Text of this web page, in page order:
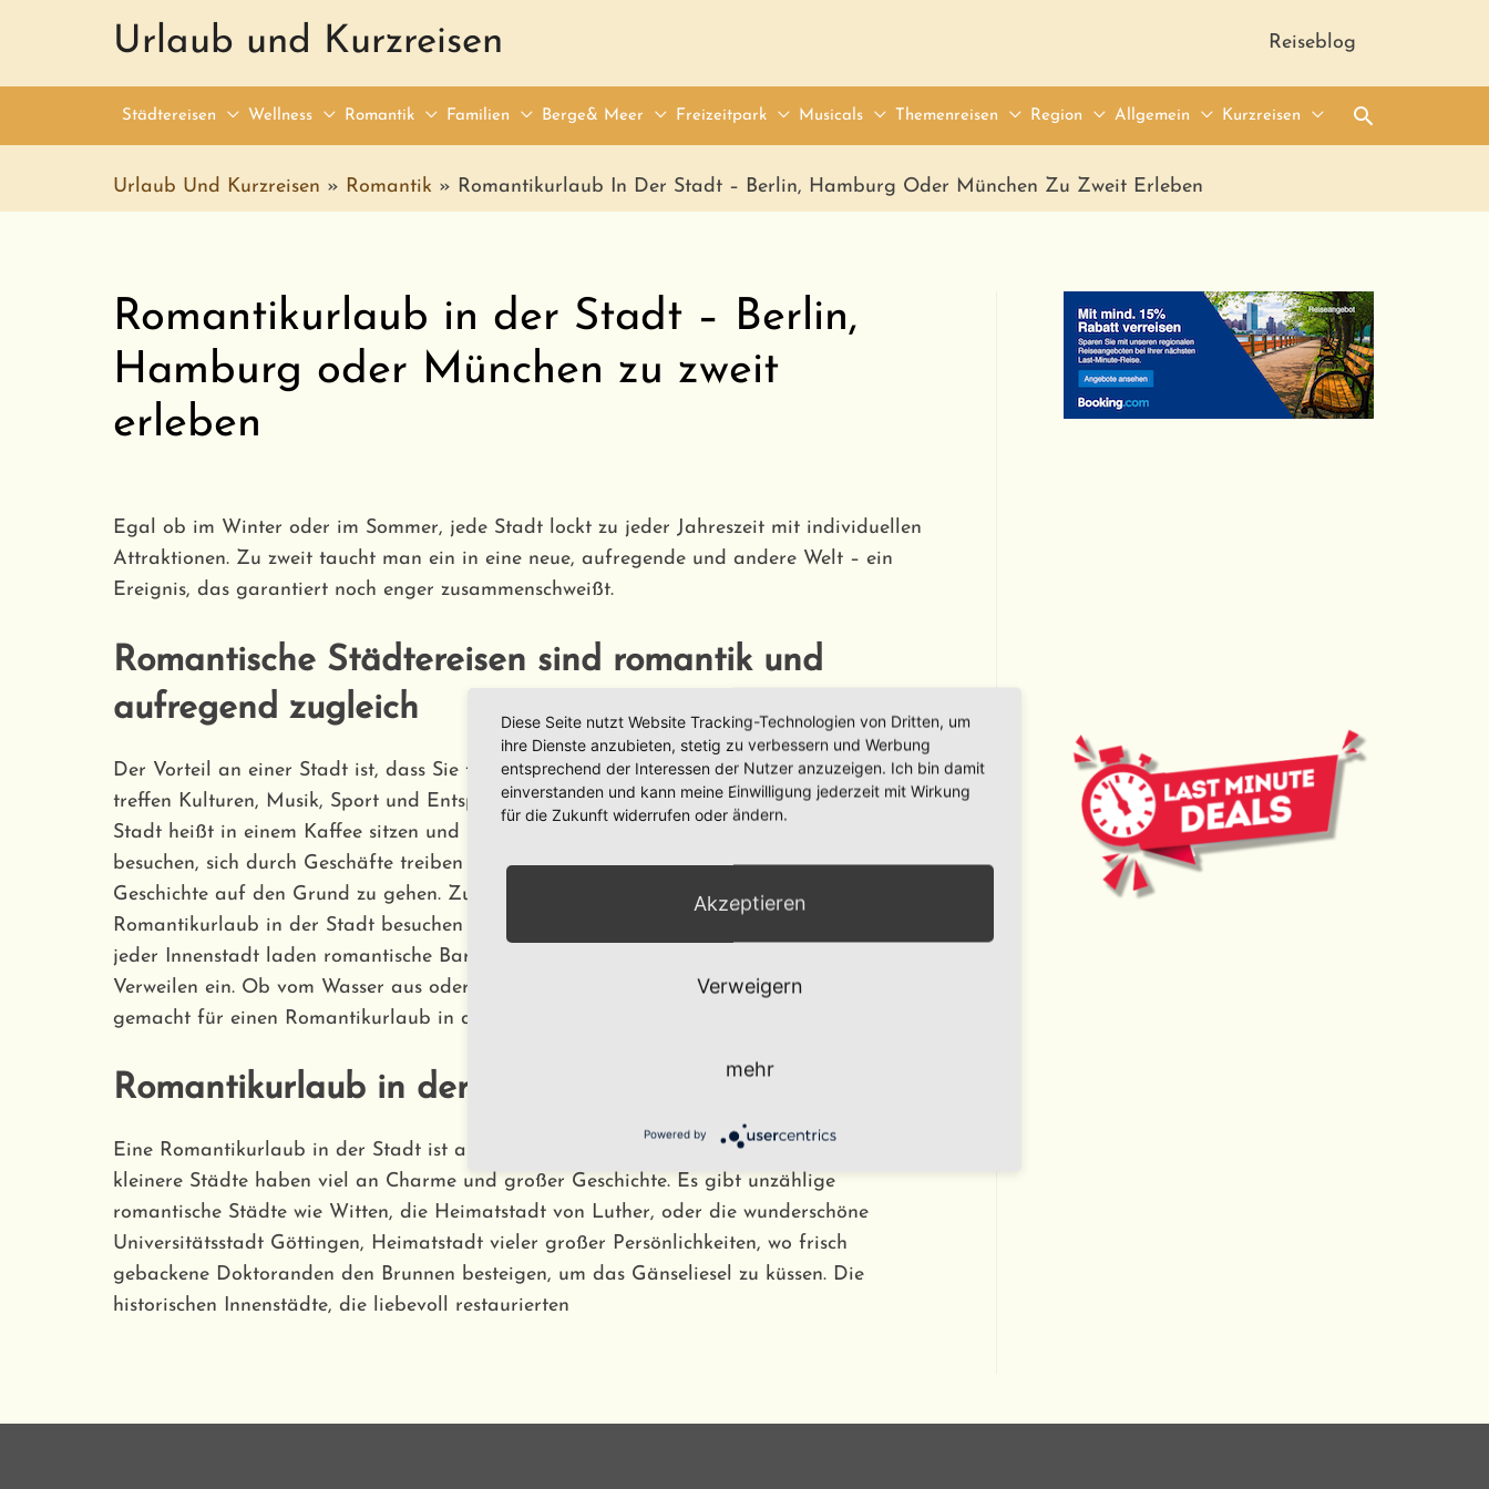
Urlaub und Kurzreisen Reiseblog
Städtereisen Wellness Romantik Familien Berge& Meer Freizeitpark Musicals Themenreisen Region Allgemein Kurzreisen Suche
Urlaub Und Kurzreisen » Romantik » Romantikurlaub In Der Stadt – Berlin, Hamburg Oder München Zu Zweit Erleben
Romantikurlaub in der Stadt – Berlin,
Hamburg oder München zu zweit
erleben
Egal ob im Winter oder im Sommer, jede Stadt lockt zu jeder Jahreszeit mit individuellen
Attraktionen. Zu zweit taucht man ein in eine neue, aufregende und andere Welt – ein
Ereignis, das garantiert noch enger zusammenschweißt.
Romantische Städtereisen sind romantik und
aufregend zugleich
Der Vorteil an einer Stadt ist, dass Sie für Menschen aller Art etwas zu bieten hat. Hier
treffen Kulturen, Musik, Sport und Entspannung auf einander. Ein Romantikurlaub in der
Stadt heißt in einem Kaffee sitzen und Menschen beobachten, die Sehenswürdigkeiten
besuchen, sich durch Geschäfte treiben lassen und in Museen und Ausstellungen der
Geschichte auf den Grund zu gehen. Zum Abschluss eines langen Tages auf Ihrem
Romantikurlaub in der Stadt besuchen Sie die Oper oder eine Vorstellung im Theater. In
jeder Innenstadt laden romantische Bars und Restaurants vieler Nationalitäten zum
Verweilen ein. Ob vom Wasser aus oder vom Land: Deutschlands Metropolen sind wie
gemacht für einen Romantikurlaub in der Stadt.
Romantikurlaub in der Stadt – Klein, aber fein.
Eine Romantikurlaub in der Stadt ist aber nicht nur in einer Metropole möglich. Auch
kleinere Städte haben viel an Charme und großer Geschichte. Es gibt unzählige
romantische Städte wie Witten, die Heimatstadt von Luther, oder die wunderschöne
Universitätsstadt Göttingen, Heimatstadt vieler großer Persönlichkeiten, wo frisch
gebackene Doktoranden den Brunnen besteigen, um das Gänseliesel zu küssen. Die
historischen Innenstädte, die liebevoll restaurierten
Diese Seite nutzt Website Tracking-Technologien von Dritten, um
ihre Dienste anzubieten, stetig zu verbessern und Werbung
entsprechend der Interessen der Nutzer anzuzeigen. Ich bin damit
einverstanden und kann meine Einwilligung jederzeit mit Wirkung
für die Zukunft widerrufen oder ändern.
Akzeptieren
Verweigern
mehr
Powered by